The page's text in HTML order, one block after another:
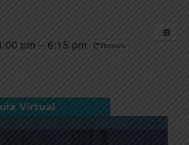
pm – 6:15 pm
Repeats
Virtual